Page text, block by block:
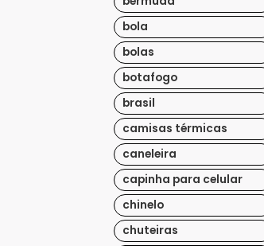
bola
bolas
botafogo
brasil
camisas térmicas
caneleira
capinha para celular
chinelo
chuteiras